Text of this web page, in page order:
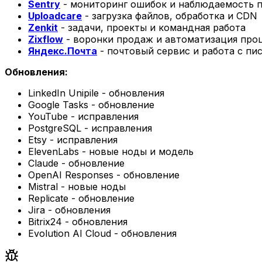
Sentry - мониторинг ошибок и наблюдаемость
Uploadcare - загрузка файлов, обработка и CDN
Zenkit - задачи, проекты и командная работа
Zixflow - воронки продаж и автоматизация
Яндекс.Почта - почтовый сервис и работа с
Обновления:
LinkedIn Unipile - обновления
Google Tasks - обновление
YouTube - исправления
PostgreSQL - исправления
Etsy - исправления
ElevenLabs - новые ноды и модель
Claude - обновление
OpenAI Responses - обновление
Mistral - новые ноды
Replicate - обновление
Jira - обновления
Bitrix24 - обновления
Evolution AI Cloud - обновления